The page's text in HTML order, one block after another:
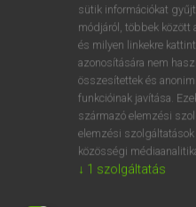
VAN
Van előfizetésem a
sütik információkat
módjáról, többek között
és milyen linkekre
azonosítására nem
összesítettek és
funkcióinak javítása.
származó elemzési
elemzési szolgáltatások
közösségi
↓ 1 szolgáltatás